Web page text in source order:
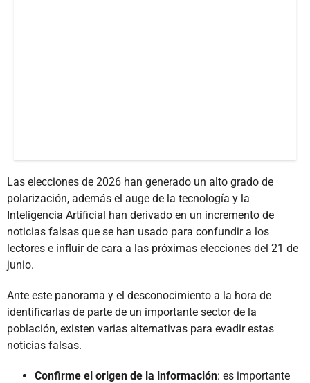
Las elecciones de 2026 han generado un alto grado de
polarización, además el auge de la tecnología y la
Inteligencia Artificial han derivado en un incremento de
noticias falsas que se han usado para confundir a los
lectores e influir de cara a las próximas elecciones del 21 de
junio.
Ante este panorama y el desconocimiento a la hora de
identificarlas de parte de un importante sector de la
población, existen varias alternativas para evadir estas
noticias falsas.
Confirme el origen de la información: es importante